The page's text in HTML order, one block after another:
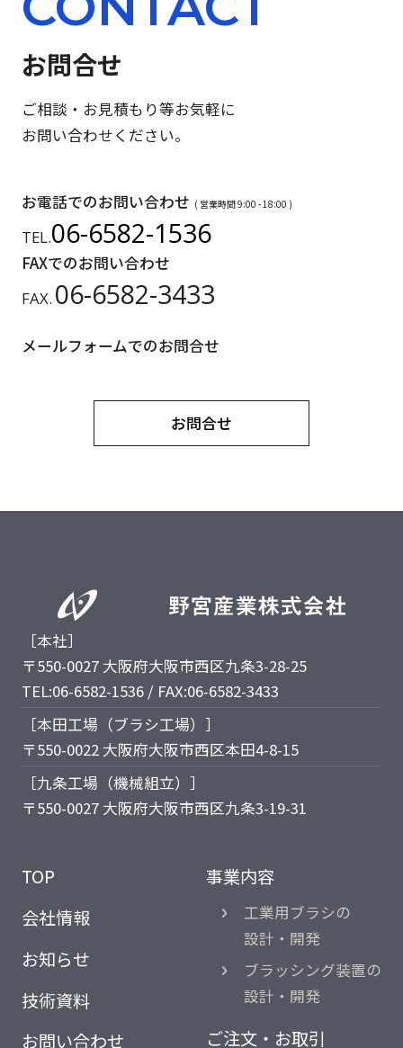
お問合せ
ご相談・お見積もり等お気軽に
お問い合わせください。
お電話でのお問い合わせ ( 営業時間 9:00 - 18:00 )
TEL.06-6582-1536
FAXでのお問い合わせ
FAX. 06-6582-3433
メールフォームでのお問合せ
お問合せ
［本社］
〒550-0027 大阪府大阪市西区九条3-28-25
TEL:06-6582-1536 / FAX:06-6582-3433
［本田工場（ブラシ工場）］
〒550-0022 大阪府大阪市西区本田4-8-15
［九条工場（機械組立）］
〒550-0027 大阪府大阪市西区九条3-19-31
TOP
会社情報
お知らせ
技術資料
お問い合わせ
事業内容
工業用ブラシの
設計・開発
ブラッシング装置の
設計・開発
ご注文・お取引